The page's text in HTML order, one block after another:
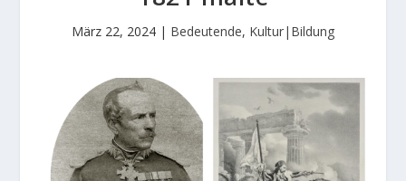
März 22, 2024 | Bedeutende, Kultur|Bildung